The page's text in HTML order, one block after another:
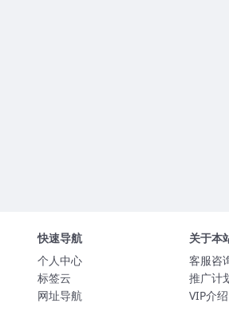
快速导航
个人中心
标签云
网址导航
关于本
客服咨
推广计
VIP介绍